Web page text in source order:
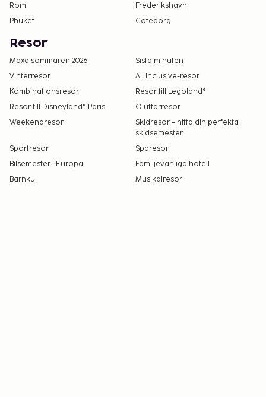
Rom
Frederikshavn
Phuket
Göteborg
Resor
Maxa sommaren 2026
Sista minuten
Vinterresor
All Inclusive-resor
Kombinationsresor
Resor till Legoland®
Resor till Disneyland® Paris
Öluffarresor
Weekendresor
Skidresor – hitta din perfekta
skidsemester
Sportresor
Sparesor
Bilsemester i Europa
Familjevänliga hotell
Barnkul
Musikalresor